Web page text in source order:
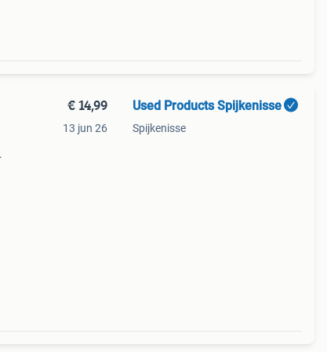
€ 14,99
13 jun 26
Used Products Spijkenisse
Spijkenisse